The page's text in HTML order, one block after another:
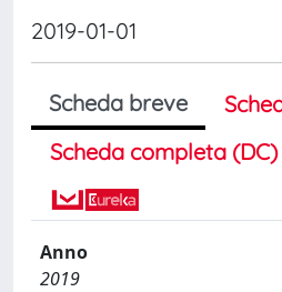
2019-01-01
Scheda breve
Scheda completa (DC)
Anno
2019